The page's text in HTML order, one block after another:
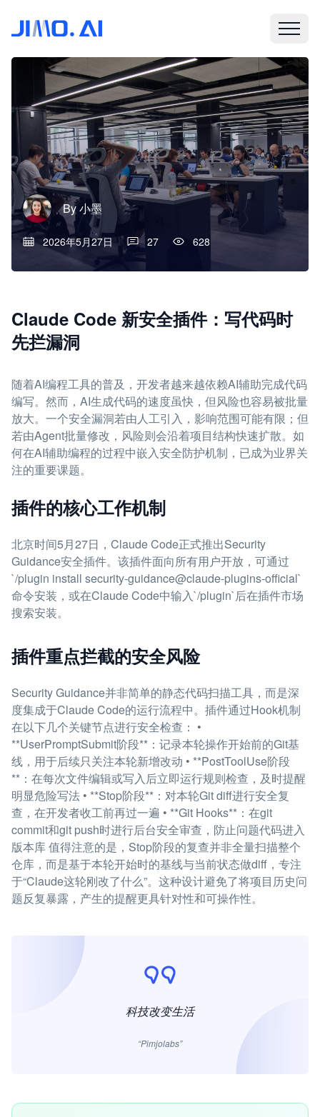
By小墨
2026年5月27日 27 628
Claude Code 新安全插件：写代码时
先拦漏洞
随着AI编程工具的普及，开发者越来越依赖AI辅助完成代码
编写。然而，AI生成代码的速度虽快，但风险也容易被批量
放大。一个安全漏洞若由人工引入，影响范围可能有限；但
若由Agent批量修改，风险则会沿着项目结构快速扩散。如
何在AI辅助编程的过程中嵌入安全防护机制，已成为业界关
注的重要课题。
插件的核心工作机制
北京时间5月27日，Claude Code正式推出Security
Guidance安全插件。该插件面向所有用户开放，可通过
`/plugin install security-guidance@claude-plugins-official`
命令安装，或在Claude Code中输入`/plugin`后在插件市场
搜索安装。
插件重点拦截的安全风险
Security Guidance并非简单的静态代码扫描工具，而是深
度集成于Claude Code的运行流程中。插件通过Hook机制
在以下几个关键节点进行安全检查： •
**UserPromptSubmit阶段**：记录本轮操作开始前的Git基
线，用于后续只关注本轮新增改动 • **PostToolUse阶段
**：在每次文件编辑或写入后立即运行规则检查，及时提醒
明显危险写法 • **Stop阶段**：对本轮Git diff进行安全复
查，在开发者收工前再过一遍 • **Git Hooks**：在git
commit和git push时进行后台安全审查，防止问题代码进入
版本库 值得注意的是，Stop阶段的复查并非全量扫描整个
仓库，而是基于本轮开始时的基线与当前状态做diff，专注
于“Claude这轮刚改了什么”。这种设计避免了将项目历史问
题反复暴露，产生的提醒更具针对性和可操作性。
科技改变生活
“Pimjolabs”